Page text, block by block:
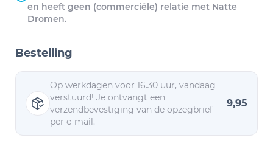
en heeft geen (commerciële) relatie met Natte
Dromen.
Bestelling
Op werkdagen voor 16.30 uur, vandaag
verstuurd! Je ontvangt een
verzendbevestiging van de opzegbrief
per e-mail.
9,95